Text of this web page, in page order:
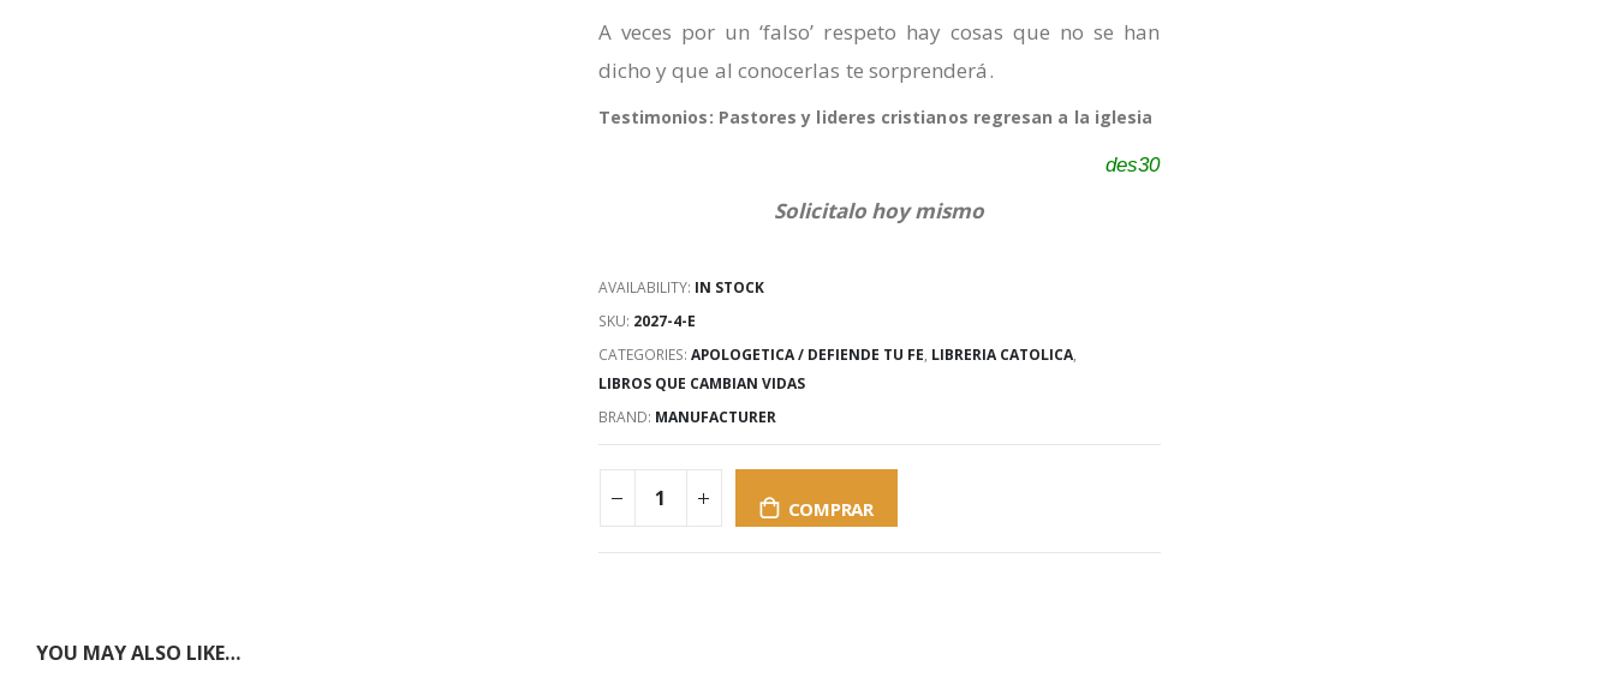
A veces por un ‘falso’ respeto hay cosas que no se han
dicho y que al conocerlas te sorprenderá.
Testimonios: Pastores y lideres cristianos regresan a la iglesia
des30
Solicitalo hoy mismo
AVAILABILITY: IN STOCK
SKU: 2027-4-E
CATEGORIES: APOLOGETICA / DEFIENDE TU FE, LIBRERIA CATOLICA,
LIBROS QUE CAMBIAN VIDAS
BRAND: MANUFACTURER
COMPRAR
YOU MAY ALSO LIKE…